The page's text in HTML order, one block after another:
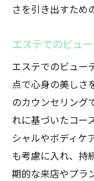
さを引き出すため
エステでのビュ
エステでのビュー
点で心身の美しさ
のカウンセリング
れに基づいたコー
シャルやボディケ
も考慮に入れ、持
期的な来店やプラ